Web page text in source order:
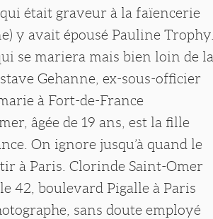
était graveur à la faïencerie
y avait épousé Pauline Trophy.
se mariera mais bien loin de la
Gehanne, ex-sous-officier
à Fort-de-France
âgée de 19 ans, est la fille
On ignore jusqu’à quand le
à Paris. Clorinde Saint-Omer
42, boulevard Pigalle à Paris
sans doute employé